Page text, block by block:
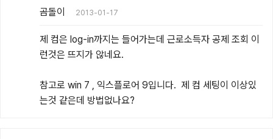
곰돌이 2013-01-17
제 컴은 log-in까지는 들어가는데 근로소득자 공제 조회 이
런것은 뜨지가 않네요.
참고로 win 7 , 익스플로어 9입니다.  제 컴 세팅이 이상있
는것 같은데 방법없나요?